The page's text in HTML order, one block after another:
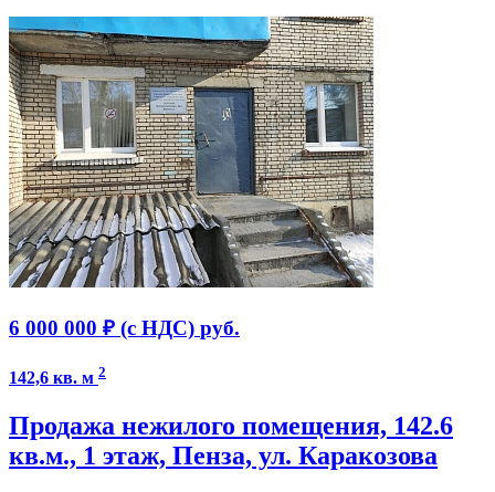
6 000 000 ₽ (с НДС) руб.
142,6 кв. м 2
Продажа нежилого помещения, 142.6
кв.м., 1 этаж, Пенза, ул. Каракозова